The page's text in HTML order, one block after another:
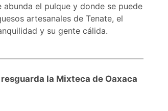
el pulque y donde se puede
artesanales de Tenate, el
y su gente cálida.
la Mixteca de Oaxaca